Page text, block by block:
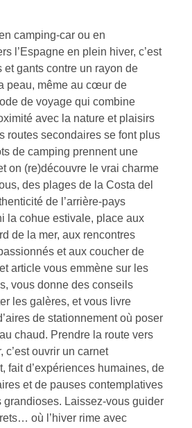
camping-car ou en
l’Espagne en plein hiver, c’est
et gants contre un rayon de
peau, même au cœur de
de voyage qui combine
avec la nature et plaisirs
routes secondaires se font plus
de camping prennent une
on (re)découvre le vrai charme
des plages de la Costa del
de l’arrière-pays
la cohue estivale, place aux
de la mer, aux rencontres
et aux coucher de
article vous emmène sur les
vous donne des conseils
les galères, et vous livre
de stationnement où poser
chaud. Prendre la route vers
c’est ouvrir un carnet
fait d’expériences humaines, de
et de pauses contemplatives
grandioses. Laissez-vous guider
où l’hiver rime avec